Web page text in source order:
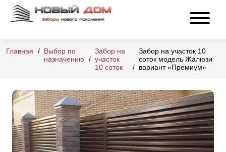
Главная
Выбор по
назначению
Забор на
участок
10 соток
Забор на участок 10
соток модель Жалюзи
вариант «Премиум»